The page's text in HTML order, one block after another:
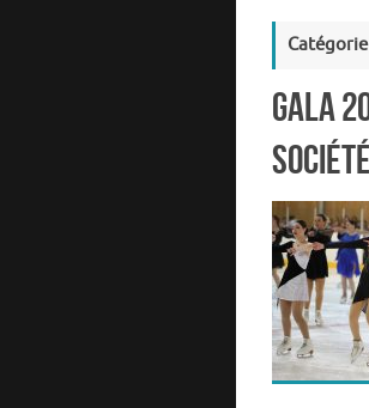
Gala